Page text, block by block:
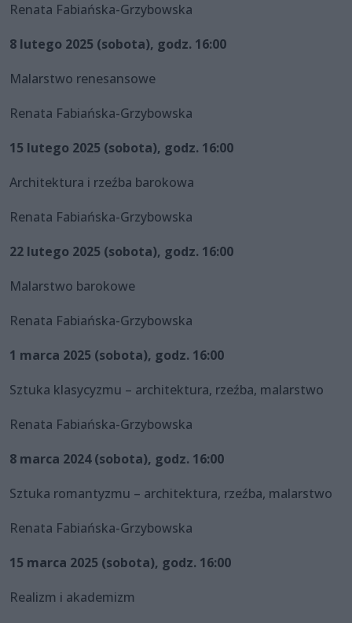
Renata Fabiańska-Grzybowska
8 lutego 2025 (sobota), godz. 16:00
Malarstwo renesansowe
Renata Fabiańska-Grzybowska
15 lutego 2025 (sobota), godz. 16:00
Architektura i rzeźba barokowa
Renata Fabiańska-Grzybowska
22 lutego 2025 (sobota), godz. 16:00
Malarstwo barokowe
Renata Fabiańska-Grzybowska
1 marca 2025 (sobota), godz. 16:00
Sztuka klasycyzmu – architektura, rzeźba, malarstwo
Renata Fabiańska-Grzybowska
8 marca 2024 (sobota), godz. 16:00
Sztuka romantyzmu – architektura, rzeźba, malarstwo
Renata Fabiańska-Grzybowska
15 marca 2025 (sobota), godz. 16:00
Realizm i akademizm